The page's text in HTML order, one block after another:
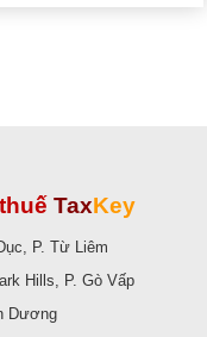
TaxKey
P. Từ Liêm
Hills, P. Gò Vấp
Dương